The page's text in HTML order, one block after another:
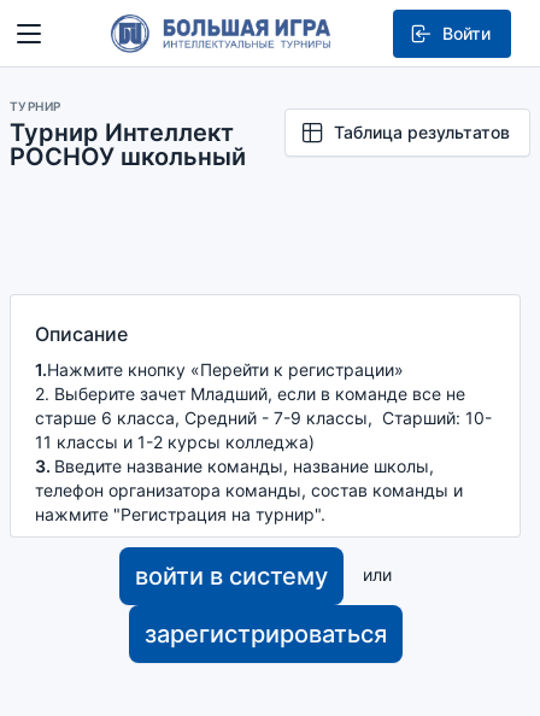
Войти
ТУРНИР
Турнир Интеллект
РОСНОУ школьный
Таблица результатов
Описание
1.Нажмите кнопку «Перейти к регистрации»
2. Выберите зачет Младший, если в команде все не
старше 6 класса, Средний - 7-9 классы, Старший: 10-
11 классы и 1-2 курсы колледжа)
3. Введите название команды, название школы,
телефон организатора команды, состав команды и
нажмите "Регистрация на турнир".
войти в систему или
зарегистрироваться